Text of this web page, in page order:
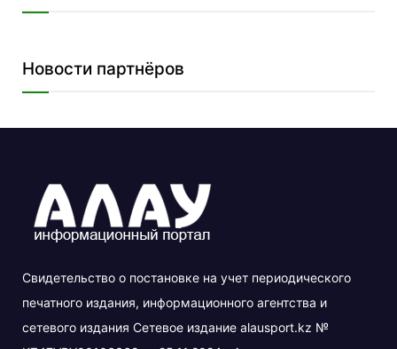
Новости партнёров
Свидетельство о постановке на учет периодического
печатного издания, информационного агентства и
сетевого издания Сетевое издание alausport.kz №